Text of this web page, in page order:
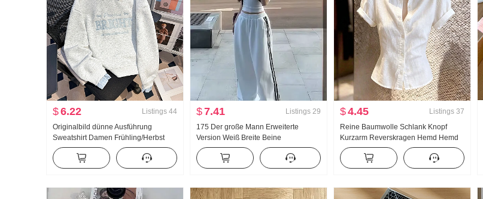
$6.22 Listings 44
Originalbild dünne Ausführung
Sweatshirt Damen Frühling/Herbst
Neu Han Abteilung Falsches
Zweiteiler Locker Dorn Stickerei
Gestreift Polo-Kragen Top
$7.41 Listings 29
175 Der große Mann Erweiterte
Version Weiß Breite Beine
Jogginghose Damen Frühling/Herbst
Neu Vielseitig kombinierbar Gestreift
Freizeit Bodenlang Hose
$4.45 Listings 37
Reine Baumwolle Schlank Knopf
Kurzarm Reverskragen Hemd Hemd
Damen 2026 Sommer Fort geschritten
Gefühl Leicht Luxus Sanft Wind Top